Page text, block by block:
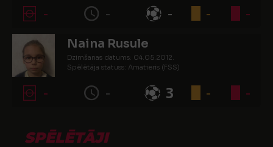
- - - - -
Naina Rusule
Dzimšanas datums: 04.05.2012.
Spēlētāja statuss: Amatieris (FSS)
- - 3 - -
SPĒLĒTĀJI